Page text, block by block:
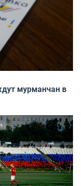
мурманчан в